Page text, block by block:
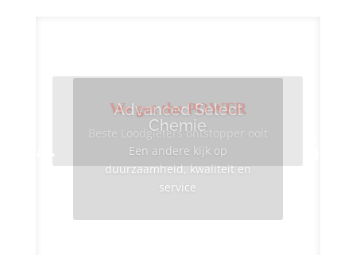
Advanced Select
Chemie
Een andere kijk op
duurzaamheid, kwaliteit en
service
We got the POWER
Beste Loodgieters ontstopper ooit